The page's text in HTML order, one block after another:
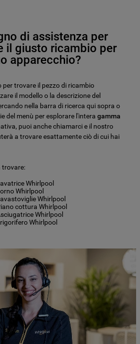
di assistenza per
il giusto ricambio per
apparecchio?
per trovare il pezzo di ricambio
il modello o la descrizione del
nella barra di ricerca qui sopra o
del menù per esplorare l'intera gamma
puoi anche chiamarci e il nostro
a trovare esattamente ciò di cui hai
trovare:
Whirlpool
Whirlpool
Whirlpool
cottura Whirlpool
Whirlpool
Whirlpool